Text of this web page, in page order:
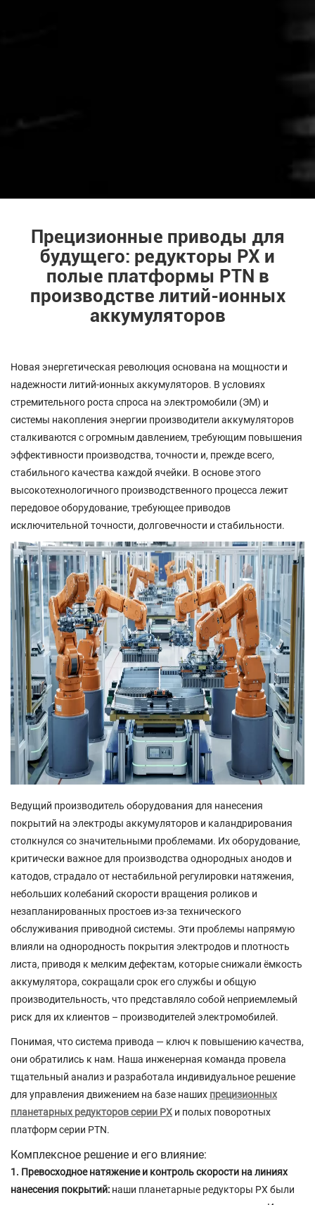
Прецизионные приводы для
будущего: редукторы PX и
полые платформы PTN в
производстве литий-ионных
аккумуляторов
Новая энергетическая революция основана на мощности и
надежности литий-ионных аккумуляторов. В условиях
стремительного роста спроса на электромобили (ЭМ) и
системы накопления энергии производители аккумуляторов
сталкиваются с огромным давлением, требующим повышения
эффективности производства, точности и, прежде всего,
стабильного качества каждой ячейки. В основе этого
высокотехнологичного производственного процесса лежит
передовое оборудование, требующее приводов
исключительной точности, долговечности и стабильности.
Ведущий производитель оборудования для нанесения
покрытий на электроды аккумуляторов и каландрирования
столкнулся со значительными проблемами. Их оборудование,
критически важное для производства однородных анодов и
катодов, страдало от нестабильной регулировки натяжения,
небольших колебаний скорости вращения роликов и
незапланированных простоев из-за технического
обслуживания приводной системы. Эти проблемы напрямую
влияли на однородность покрытия электродов и плотность
листа, приводя к мелким дефектам, которые снижали ёмкость
аккумулятора, сокращали срок его службы и общую
производительность, что представляло собой неприемлемый
риск для их клиентов – производителей электромобилей.
Понимая, что система привода — ключ к повышению качества,
они обратились к нам. Наша инженерная команда провела
тщательный анализ и разработала индивидуальное решение
для управления движением на базе наших прецизионных
планетарных редукторов серии PX и полых поворотных
платформ серии PTN.
Комплексное решение и его влияние:
1. Превосходное натяжение и контроль скорости на линиях
нанесения покрытий: наши планетарные редукторы PX были